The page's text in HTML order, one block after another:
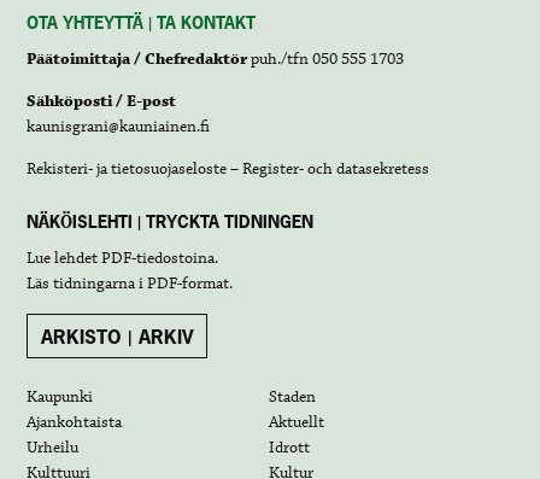
OTA YHTEYTTÄ | TA KONTAKT
Päätoimittaja / Chefredaktörpuh./tfn 050 555 1703
Sähköposti / E-post
kaunisgrani@kauniainen.fi
Rekisteri- ja tietosuojaseloste – Register- och datasekretess
NÄKÖISLEHTI | TRYCKTA TIDNINGEN
Lue lehdetPDF-tiedostoina.
Läs tidningarna iPDF-format.
ARKISTO | ARKIV
Kaupunki
Staden
Ajankohtaista
Aktuellt
Urheilu
Idrott
Kulttuuri
Kultur